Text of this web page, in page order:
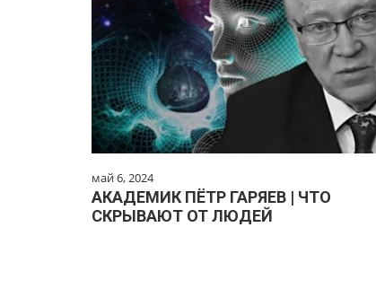
май 6, 2024
АКАДЕМИК ПЁТР ГАРЯЕВ | ЧТО
СКРЫВАЮТ ОТ ЛЮДЕЙ